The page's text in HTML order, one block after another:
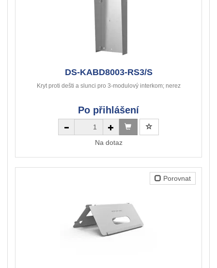
DS-KABD8003-RS3/S
Kryt proti dešti a slunci pro 3-modulový interkom; nerez
Po přihlášení
Na dotaz
Porovnat